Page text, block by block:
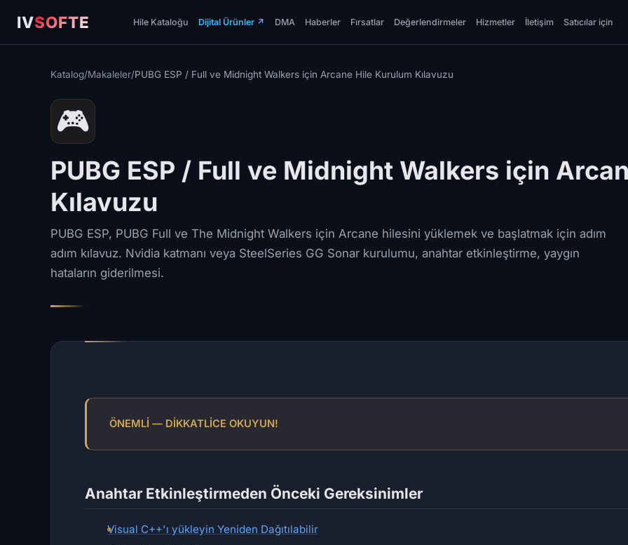
IVSOFTE Hile Kataloğu Dijital Ürünler↗ DMA Haberler Fırsatlar Değerlendirmeler Hizmetler İletişim Satıcılar için
Katalog/Makaleler/PUBG ESP / Full ve Midnight Walkers için Arcane Hile Kurulum Kılavuzu
🎮
PUBG ESP / Full ve Midnight Walkers için
Kılavuzu
PUBG ESP, PUBG Full ve The Midnight Walkers için Arcane hilesini yüklemek ve başlatmak için adım
adım kılavuz. Nvidia katmanı veya SteelSeries GG Sonar kurulumu, anahtar etkinleştirme, yaygın
hataların giderilmesi.
ÖNEMLİ — DİKKATLİCE OKUYUN!
Anahtar Etkinleştirmeden Önceki Gereksinimler
Visual C++'ı yükleyin Yeniden Dağıtılabilir